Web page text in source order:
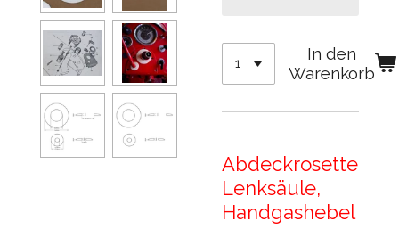
In den
Warenkorb
Abdeckrosette
Lenksäule,
Handgashebel